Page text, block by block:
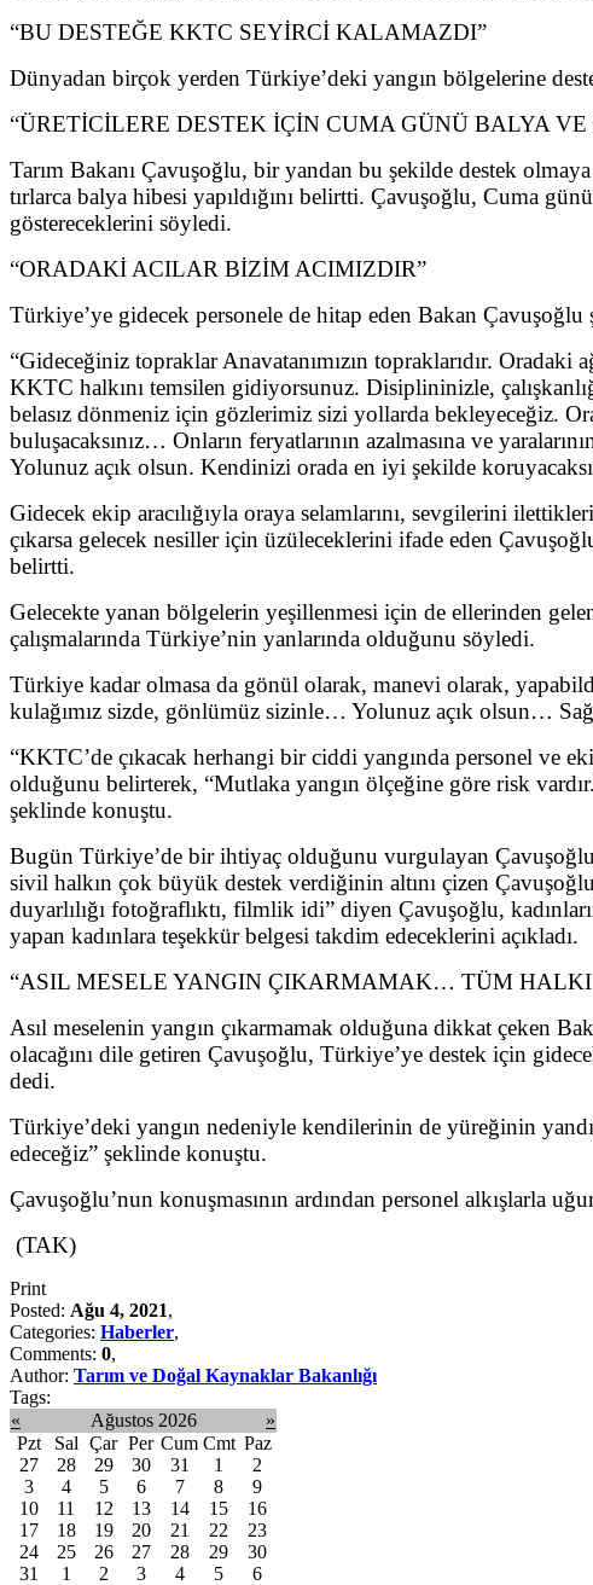
“BU DESTEĞE KKTC SEYİRCİ KALAMAZDI”
Dünyadan birçok yerden Türkiye’deki yangın bölgelerine
“ÜRETİCİLERE DESTEK İÇİN CUMA GÜNÜ BALYA
Tarım Bakanı Çavuşoğlu, bir yandan bu şekilde destek
tırlarca balya hibesi yapıldığını belirtti. Çavuşoğlu, Cuma
göstereceklerini söyledi.
“ORADAKİ ACILAR BİZİM ACIMIZDIR”
Türkiye’ye gidecek personele de hitap eden Bakan Çavuşoğlu
“Gideceğiniz topraklar Anavatanımızın topraklarıdır.
KKTC halkını temsilen gidiyorsunuz. Disiplininizle,
belasız dönmeniz için gözlerimiz sizi yollarda bekleyeceğiz.
buluşacaksınız… Onların feryatlarının azalmasına ve
Yolunuz açık olsun. Kendinizi orada en iyi şekilde
Gidecek ekip aracılığıyla oraya selamlarını, sevgilerini
çıkarsa gelecek nesiller için üzüleceklerini ifade eden
belirtti.
Gelecekte yanan bölgelerin yeşillenmesi için de ellerinden
çalışmalarında Türkiye’nin yanlarında olduğunu söyledi.
Türkiye kadar olmasa da gönül olarak, manevi olarak,
kulağımız sizde, gönlümüz sizinle… Yolunuz açık olsun…
“KKTC’de çıkacak herhangi bir ciddi yangında personel ve
olduğunu belirterek, “Mutlaka yangın ölçeğine göre risk
şeklinde konuştu.
Bugün Türkiye’de bir ihtiyaç olduğunu vurgulayan
sivil halkın çok büyük destek verdiğinin altını çizen
duyarlılığı fotoğraflıktı, filmlik idi” diyen Çavuşoğlu,
yapan kadınlara teşekkür belgesi takdim edeceklerini açıkladı.
“ASIL MESELE YANGIN ÇIKARMAMAK… TÜM
Asıl meselenin yangın çıkarmamak olduğuna dikkat çeken
olacağını dile getiren Çavuşoğlu, Türkiye’ye destek için
dedi.
Türkiye’deki yangın nedeniyle kendilerinin de yüreğinin
edeceğiz” şeklinde konuştu.
Çavuşoğlu’nun konuşmasının ardından personel alkışlarla
(TAK)
Print
Posted: Ağu 4, 2021,
Categories: Haberler,
Comments: 0,
Author: Tarım ve Doğal Kaynaklar Bakanlığı
Tags:
«
Ağustos 2026
»
Pzt
Sal Çar Per Cum Cmt Paz
27
28 29 30 31 1
2
3
4 5 6 7 8
9
10
11 12 13 14 15
16
17
18 19 20 21 22
23
24
25 26 27 28 29
30
31
1 2 3 4 5 6